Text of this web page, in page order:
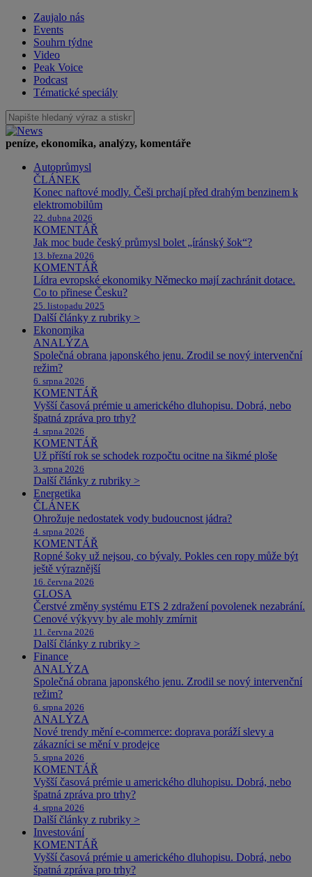
Zaujalo nás
Events
Souhrn týdne
Video
Peak Voice
Podcast
Tématické speciály
peníze, ekonomika, analýzy, komentáře
Autoprůmysl
ČLÁNEK
Konec naftové modly. Češi prchají před drahým benzinem k
elektromobilům
22. dubna 2026
KOMENTÁŘ
Jak moc bude český průmysl bolet „íránský šok“?
13. března 2026
KOMENTÁŘ
Lídra evropské ekonomiky Německo mají zachránit dotace.
Co to přinese Česku?
25. listopadu 2025
Další články z rubriky >
Ekonomika
ANALÝZA
Společná obrana japonského jenu. Zrodil se nový intervenční
režim?
6. srpna 2026
KOMENTÁŘ
Vyšší časová prémie u amerického dluhopisu. Dobrá, nebo
špatná zpráva pro trhy?
4. srpna 2026
KOMENTÁŘ
Už příští rok se schodek rozpočtu ocitne na šikmé ploše
3. srpna 2026
Další články z rubriky >
Energetika
ČLÁNEK
Ohrožuje nedostatek vody budoucnost jádra?
4. srpna 2026
KOMENTÁŘ
Ropné šoky už nejsou, co bývaly. Pokles cen ropy může být
ještě výraznější
16. června 2026
GLOSA
Čerstvé změny systému ETS 2 zdražení povolenek nezabrání.
Cenové výkyvy by ale mohly zmírnit
11. června 2026
Další články z rubriky >
Finance
ANALÝZA
Společná obrana japonského jenu. Zrodil se nový intervenční
režim?
6. srpna 2026
ANALÝZA
Nové trendy mění e-commerce: doprava poráží slevy a
zákazníci se mění v prodejce
5. srpna 2026
KOMENTÁŘ
Vyšší časová prémie u amerického dluhopisu. Dobrá, nebo
špatná zpráva pro trhy?
4. srpna 2026
Další články z rubriky >
Investování
KOMENTÁŘ
Vyšší časová prémie u amerického dluhopisu. Dobrá, nebo
špatná zpráva pro trhy?